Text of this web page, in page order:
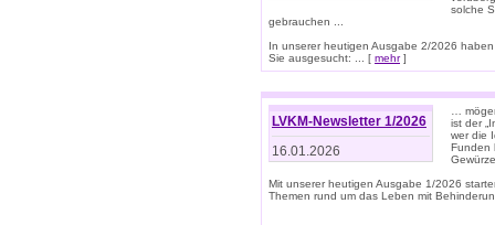
solche
gebrauchen ...
In unserer heutigen Ausgabe 2/2026
Sie ausgesucht: ... [ mehr]
LVKM-Newsletter 1/2026
16.01.2026
…
ist der
wer die
Funden
Mit unserer heutigen Ausgabe 1/2026
Themen rund um das Leben mit